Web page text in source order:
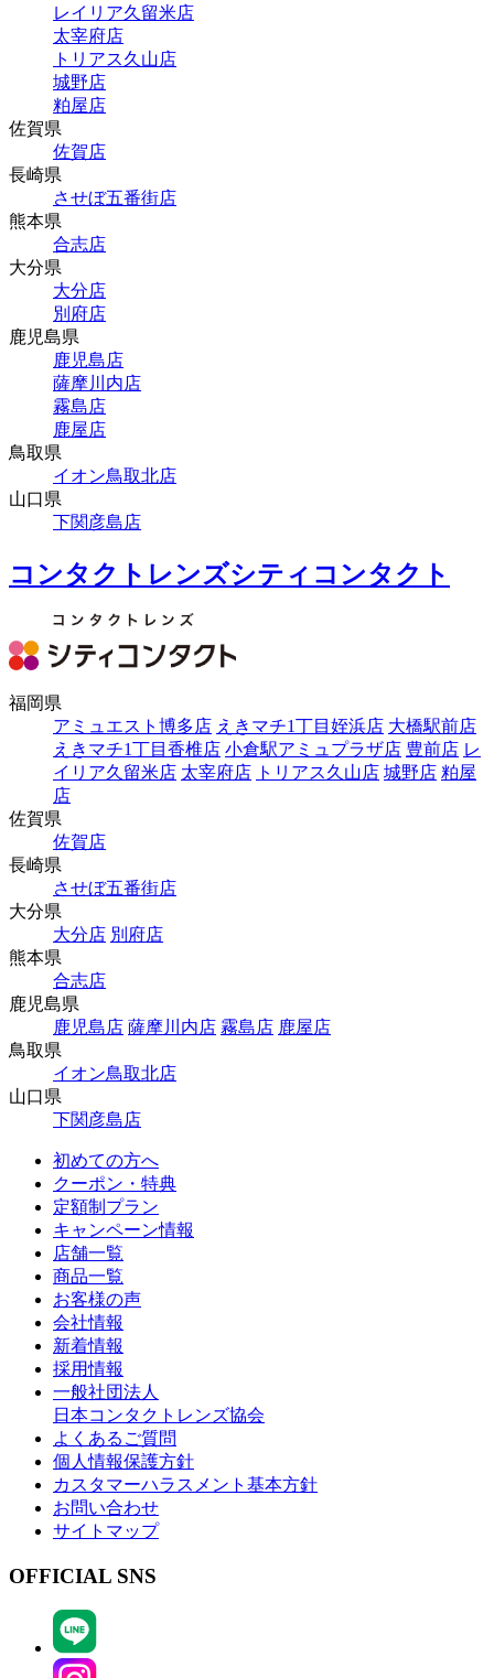
レイリア久留米店
太宰府店
トリアス久山店
城野店
粕屋店
佐賀県
佐賀店
長崎県
させぼ五番街店
熊本県
合志店
大分県
大分店
別府店
鹿児島県
鹿児島店
薩摩川内店
霧島店
鹿屋店
鳥取県
イオン鳥取北店
山口県
下関彦島店
コンタクトレンズシティコンタクト
福岡県
アミュエスト博多店 えきマチ1丁目姪浜店 大橋駅前店
えきマチ1丁目香椎店 小倉駅アミュプラザ店 豊前店 レ
イリア久留米店 太宰府店 トリアス久山店 城野店 粕屋
店
佐賀県
佐賀店
長崎県
させぼ五番街店
大分県
大分店 別府店
熊本県
合志店
鹿児島県
鹿児島店 薩摩川内店 霧島店 鹿屋店
鳥取県
イオン鳥取北店
山口県
下関彦島店
初めての方へ
クーポン・特典
定額制プラン
キャンペーン情報
店舗一覧
商品一覧
お客様の声
会社情報
新着情報
採用情報
一般社団法人
日本コンタクトレンズ協会
よくあるご質問
個人情報保護方針
カスタマーハラスメント基本方針
お問い合わせ
サイトマップ
OFFICIAL SNS